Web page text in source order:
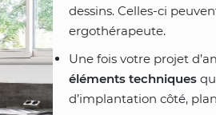
dessins. Celles-ci
ergothérapeute.
Une fois votre projet
éléments techniques
d’implantation côté,